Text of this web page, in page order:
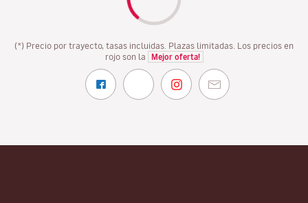
(*) Precio por trayecto, tasas incluidas. Plazas limitadas. Los precios en
rojo son la
Mejor oferta!